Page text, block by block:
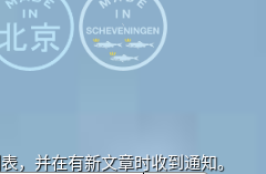
，并在有新文章时收到通知。